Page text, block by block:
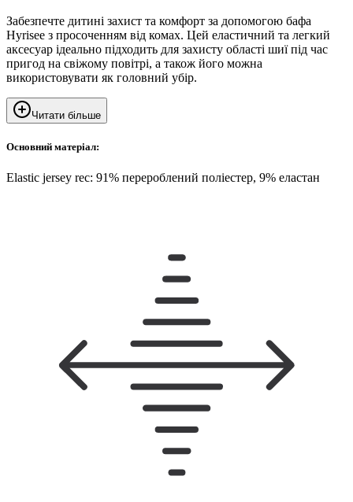
Забезпечте дитині захист та комфорт за допомогою бафа
Hyrisee з просоченням від комах. Цей еластичний та легкий
аксесуар ідеально підходить для захисту області шиї під час
пригод на свіжому повітрі, а також його можна
використовувати як головний убір.
Читати більше
Основний матеріал:
Elastic jersey rec: 91% перероблений поліестер, 9% еластан